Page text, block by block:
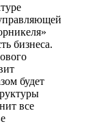
бизнеса.
будет
все